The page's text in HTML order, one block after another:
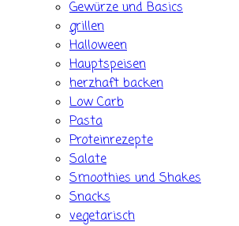
Gewürze und Basics
grillen
Halloween
Hauptspeisen
herzhaft backen
Low Carb
Pasta
Proteinrezepte
Salate
Smoothies und Shakes
Snacks
vegetarisch